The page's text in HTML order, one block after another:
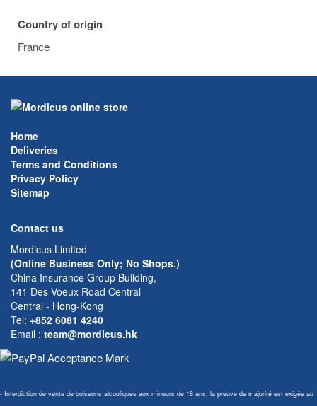
Country of origin
France
Home
Deliveries
Terms and Conditions
Privacy Policy
Sitemap
Contact us
Mordicus Limited
(Online Business Only; No Shops.)
China Insurance Group Building,
141 Des Voeux Road Central
Central - Hong-Kong
Tel: +852 6081 4240
Email : team@mordicus.hk
- Interdiction de vente de boissons alcooliques aux mineurs de 18 ans; la preuve de majorité est exigée au